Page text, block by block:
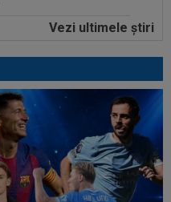
la Napoli! Salariul pe
lui Ștefan
- Metaloglobus
| Liga 2...
o Ioan Varga lui
Vezi ultimele ştiri